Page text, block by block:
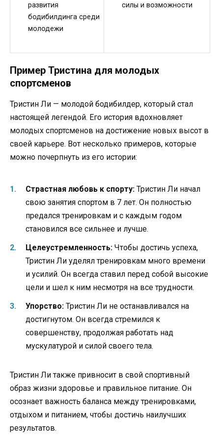
развития
бодибилдинга среди
молодежи
силы и возможности
Пример Тристина для молодых
спортсменов
Тристин Ли — молодой бодибилдер, который стал
настоящей легендой. Его история вдохновляет
молодых спортсменов на достижение новых высот в
своей карьере. Вот несколько примеров, которые
можно почерпнуть из его истории:
Страстная любовь к спорту: Тристин Ли начал
свою занятия спортом в 7 лет. Он полностью
предался тренировкам и с каждым годом
становился все сильнее и лучше.
Целеустремленность: Чтобы достичь успеха,
Тристин Ли уделял тренировкам много времени
и усилий. Он всегда ставил перед собой высокие
цели и шел к ним несмотря на все трудности.
Упорство: Тристин Ли не останавливался на
достигнутом. Он всегда стремился к
совершенству, продолжая работать над
мускулатурой и силой своего тела.
Тристин Ли также привносит в свой спортивный
образ жизни здоровье и правильное питание. Он
осознает важность баланса между тренировками,
отдыхом и питанием, чтобы достичь наилучших
результатов.